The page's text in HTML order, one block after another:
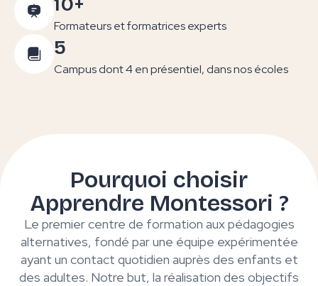
Formateurs et formatrices experts
5
Campus dont 4 en présentiel, dans nos écoles
Pourquoi choisir
Apprendre Montessori ?
Le premier centre de formation aux pédagogies
alternatives, fondé par une équipe expérimentée
ayant un contact quotidien auprès des enfants et
des adultes. Notre but, la réalisation des objectifs